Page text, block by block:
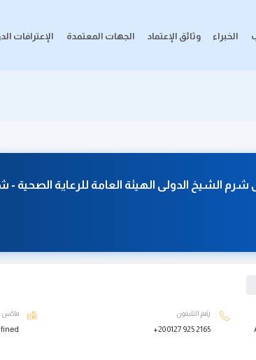
الخبراء وثائق الإعتماد الجهات المعتمدة الإعترافات
الشيخ الدولى الهيئة العامة للرعاية الصحية -
رقم التليفون
+20 0127 925 2165
فاكس